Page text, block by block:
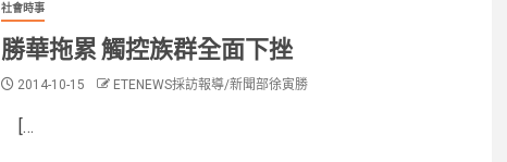
社會時事
勝華拖累 觸控族群全面下挫
2014-10-15 ETENEWS採訪報導/新聞部徐寅勝
[…